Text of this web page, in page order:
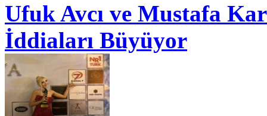
Ufuk Avcı ve Mustafa
İddiaları Büyüyor